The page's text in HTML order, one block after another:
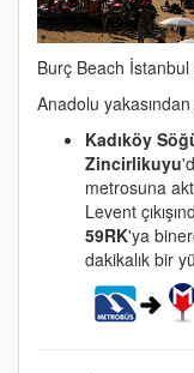
Burç Beach İstanbul
Anadolu
Kadıköy
Zincirlikuyu
metrosuna
Levent
59RK'ya
dakikalık bir